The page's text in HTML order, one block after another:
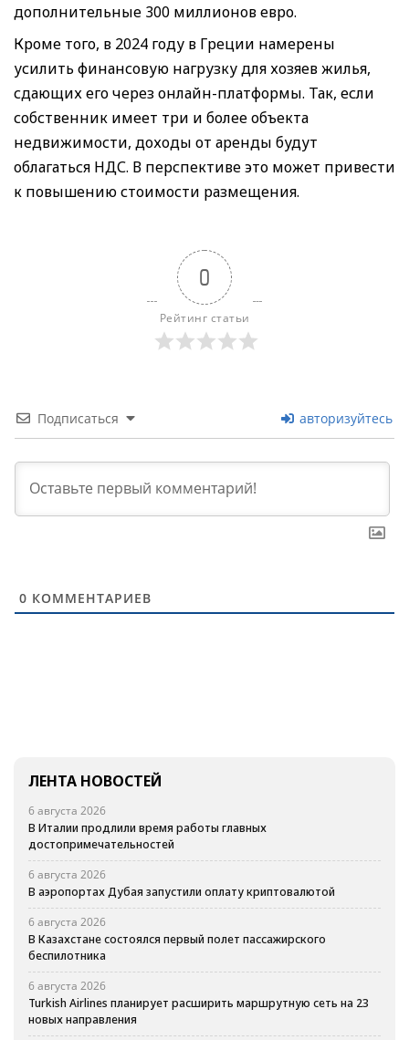
дополнительные 300 миллионов евро.
Кроме того, в 2024 году в Греции намерены
усилить финансовую нагрузку для хозяев жилья,
сдающих его через онлайн-платформы. Так, если
собственник имеет три и более объекта
недвижимости, доходы от аренды будут
облагаться НДС. В перспективе это может привести
к повышению стоимости размещения.
0
Рейтинг статьи
Подписаться авторизуйтесь
0 КОММЕНТАРИЕВ
ЛЕНТА НОВОСТЕЙ
6 августа 2026
В Италии продлили время работы главных
достопримечательностей
6 августа 2026
В аэропортах Дубая запустили оплату криптовалютой
6 августа 2026
В Казахстане состоялся первый полет пассажирского
беспилотника
6 августа 2026
Turkish Airlines планирует расширить маршрутную сеть на 23
новых направления